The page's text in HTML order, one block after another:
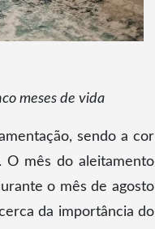
meses de vida
sendo a cor
O mês do aleitamento
o mês de agosto
da importância do